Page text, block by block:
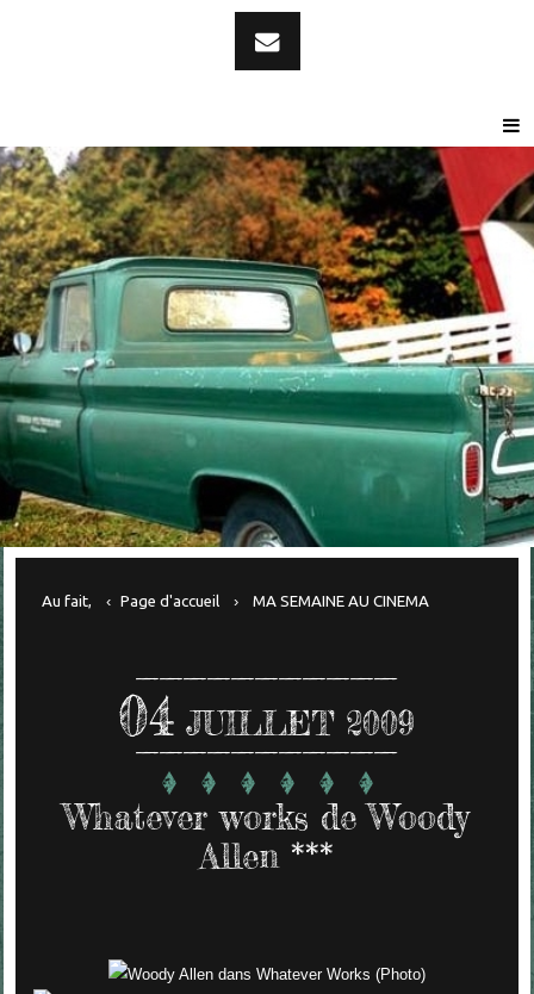
Au fait, Page d'accueil MA SEMAINE AU CINEMA
04 JUILLET 2009
Whatever works de Woody
Allen ***